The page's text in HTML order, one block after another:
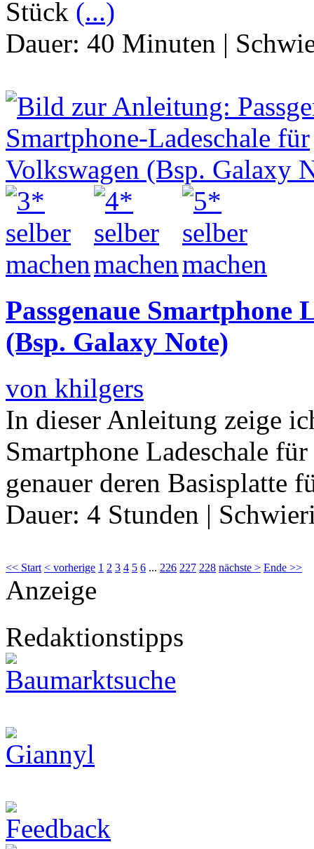
Stück (...)
Dauer: 40 Minuten |
Passgenaue Smartphone
(Bsp. Galaxy Note)
von khilgers
In dieser Anleitung zeige
Smartphone Ladeschale
genauer deren Basisplatte
Dauer: 4 Stunden |
<< Start < vorherige 1 2 3 4 5 6 ... 226 227 228 nächste > Ende >>
Anzeige
Redaktionstipps